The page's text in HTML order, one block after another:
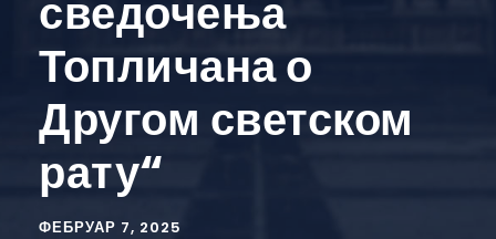
сведочења
Топличана о
Другом светском
рату“
ФЕБРУАР 7, 2025